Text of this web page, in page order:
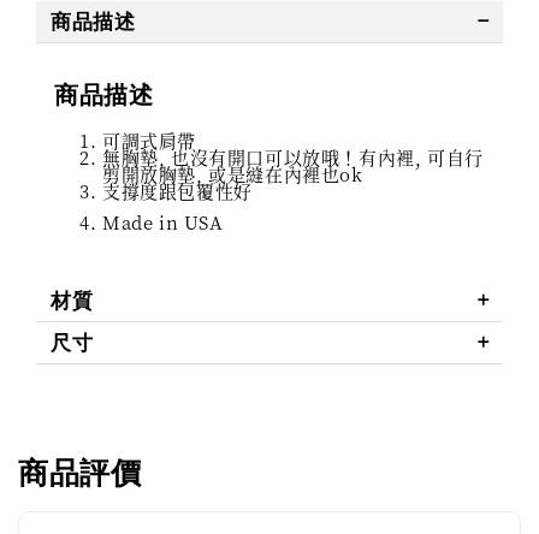
商品描述
商品描述
可調式肩帶
無胸墊, 也沒有開口可以放哦！有內裡, 可自行
剪開放胸墊, 或是縫在內裡也ok
支撐度跟包覆性好
Made in USA
材質
尺寸
商品評價